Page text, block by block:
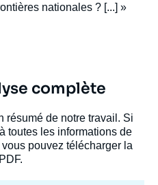
nationales ? [...] »
complète
résumé de notre travail. Si
toutes les informations de
pouvez télécharger la